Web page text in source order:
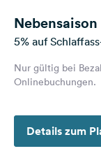
Feedback
Sprache:
Deutsch
uns
auf
Social
Nebensaison
5% auf
Nur gültig bei
Onlinebuchungen.
Details zum